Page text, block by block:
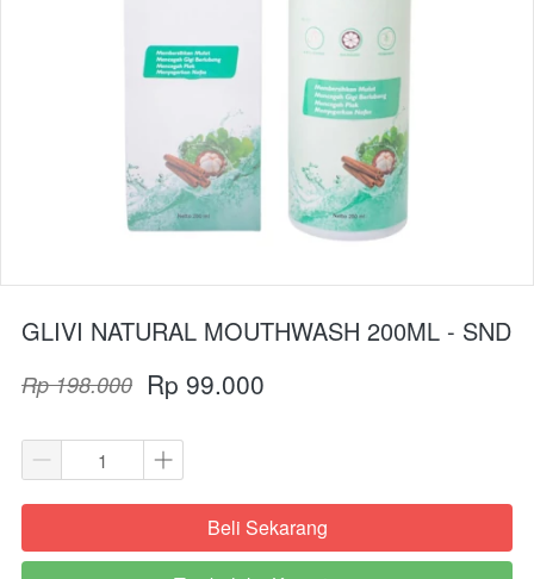
GLIVI NATURAL MOUTHWASH 200ML - SND
Rp 198.000 Rp 99.000
`Beli Sekarang